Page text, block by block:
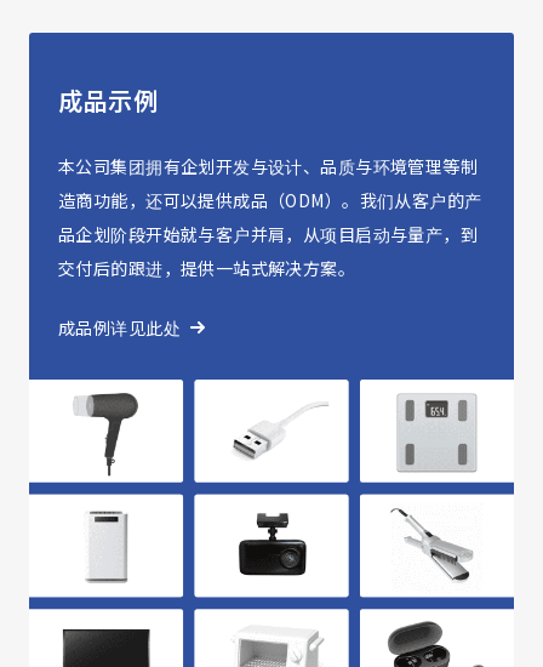
成品示例
本公司集团拥有企划开发与设计、品质与环境管理等制
造商功能，还可以提供成品（ODM）。我们从客户的产
品企划阶段开始就与客户并肩，从项目启动与量产，到
交付后的跟进，提供一站式解决方案。
成品例详见此处